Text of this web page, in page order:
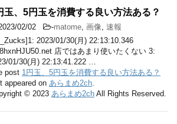
玉、5円玉を消費する良い方法ある？
02/02 -matome 画像 速報
2023/01/30(月) 22:13:10.346
店ではあまり使いたくない 3:
01/30(月) 22:13:41.222 …
post 1円玉、5円玉を消費する良い方法ある？
appeared on あらまめ2ch
© 2023 あらまめ2ch All Rights Reserved.